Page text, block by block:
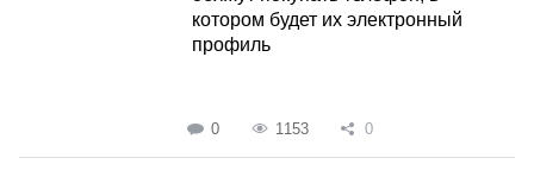
котором будет их электронный
профиль
0 1153 0